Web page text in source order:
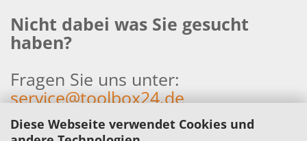
Diese Webseite verwendet Cookies und
Nicht dabei was Sie gesucht
haben?
Fragen Sie uns unter:
service@toolbox24.de